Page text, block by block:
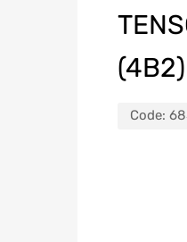
Code: